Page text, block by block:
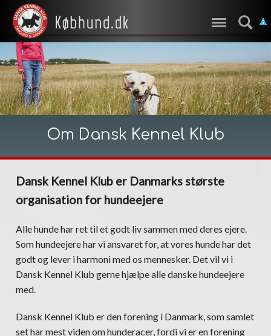
Om Dansk Kennel Klub
Dansk Kennel Klub er Danmarks største
organisation for hundeejere
Alle hunde har ret til et godt liv sammen med deres ejere.
Som hundeejere har vi ansvaret for, at vores hunde har det
godt og lever i harmoni med os mennesker. Det vil vi i
Dansk Kennel Klub gerne hjælpe alle danske hundeejere
med.
Dansk Kennel Klub er den forening i Danmark, som samlet
set har mest viden om hunderacer, fordi vi er en forening